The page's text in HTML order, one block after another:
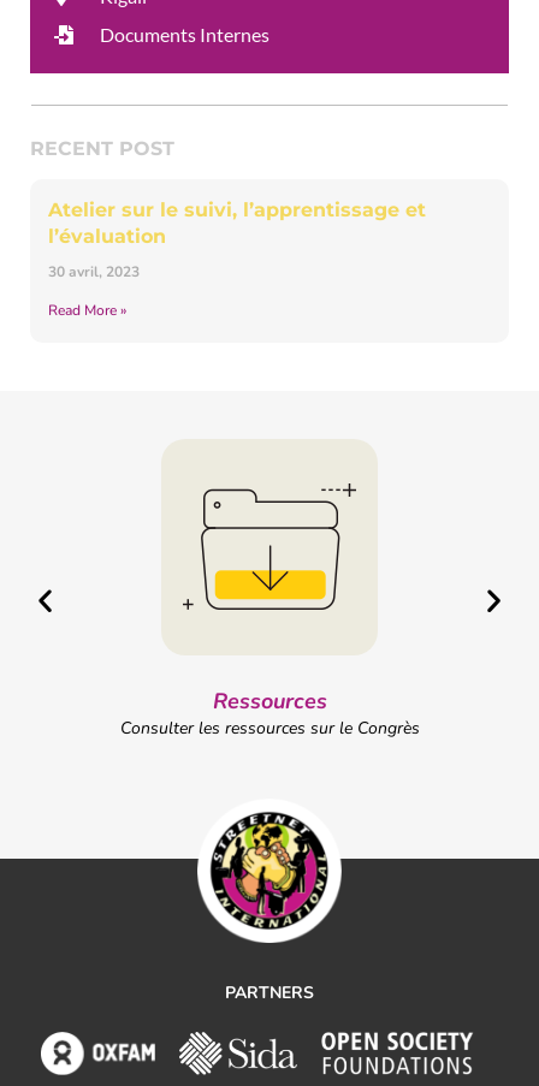
Documents Internes
RECENT POST
Atelier sur le suivi, l’apprentissage et
l’évaluation
30 avril, 2023
Read More »
Ressources
Consulter les ressources sur le Congrès
PARTNERS